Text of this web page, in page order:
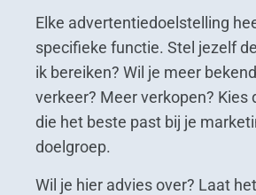
Elke advertentiedoelstelling
specifieke functie. Stel jezelf
ik bereiken? Wil je meer
verkeer? Meer verkopen? Kies
die het beste past bij je
doelgroep.
Wil je hier advies over? Laat